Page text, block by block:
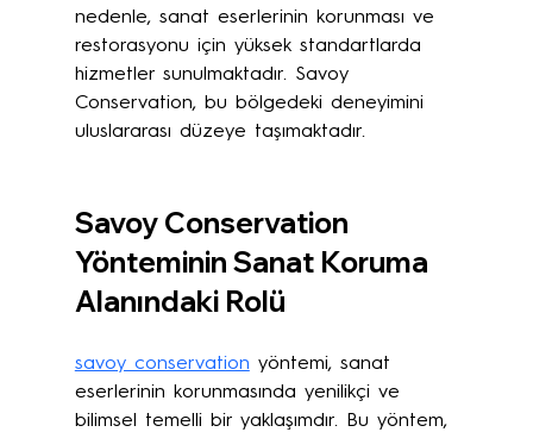
nedenle, sanat eserlerinin korunması ve
restorasyonu için yüksek standartlarda
hizmetler sunulmaktadır. Savoy
Conservation, bu bölgedeki deneyimini
uluslararası düzeye taşımaktadır.
Savoy Conservation
Yönteminin Sanat Koruma
Alanındaki Rolü
savoy conservation yöntemi, sanat
eserlerinin korunmasında yenilikçi ve
bilimsel temelli bir yaklaşımdır. Bu yöntem,